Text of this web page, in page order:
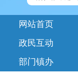
网站首页
政民互动
部门镇办